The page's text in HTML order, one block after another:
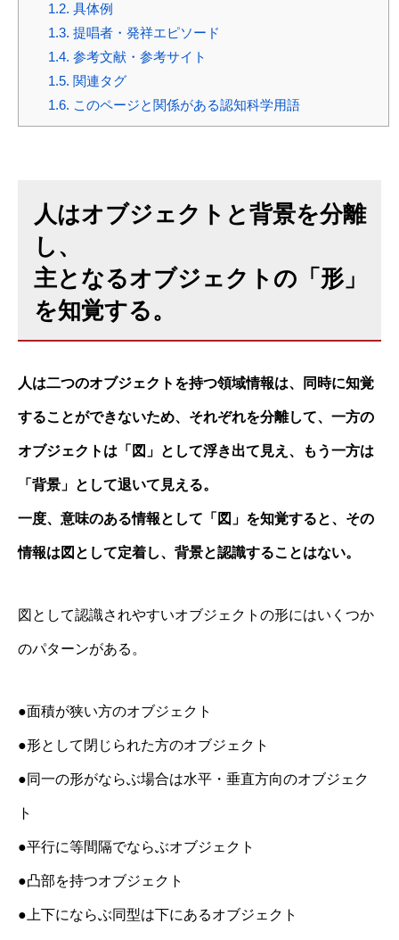
1.2. 具体例
1.3. 提唱者・発祥エピソード
1.4. 参考文献・参考サイト
1.5. 関連タグ
1.6. このページと関係がある認知科学用語
人はオブジェクトと背景を分離
し、
主となるオブジェクトの「形」
を知覚する。
人は二つのオブジェクトを持つ領域情報は、同時に知覚
することができないため、それぞれを分離して、一方の
オブジェクトは「図」として浮き出て見え、もう一方は
「背景」として退いて見える。
一度、意味のある情報として「図」を知覚すると、その
情報は図として定着し、背景と認識することはない。
図として認識されやすいオブジェクトの形にはいくつか
のパターンがある。
●面積が狭い方のオブジェクト
●形として閉じられた方のオブジェクト
●同一の形がならぶ場合は水平・垂直方向のオブジェク
ト
●平行に等間隔でならぶオブジェクト
●凸部を持つオブジェクト
●上下にならぶ同型は下にあるオブジェクト